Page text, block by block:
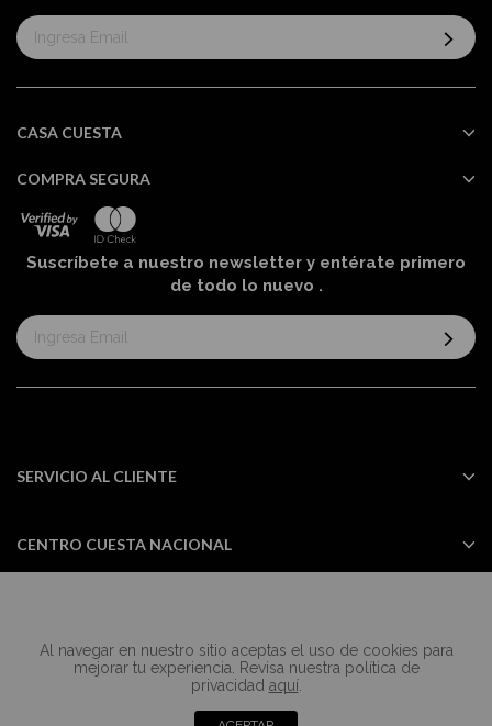
Al navegar en nuestro sitio aceptas el uso de cookies para
mejorar tu experiencia. Revisa nuestra política de
privacidad aquí.
Suscríbase
al
informativo:
CASA CUESTA
COMPRA SEGURA
Suscríbete a nuestro newsletter y entérate primero
de todo lo nuevo .
Suscríbase
al
informativo:
SERVICIO AL CLIENTE
CENTRO CUESTA NACIONAL
Todos los derechos reservados Casa
Cuesta ©2024